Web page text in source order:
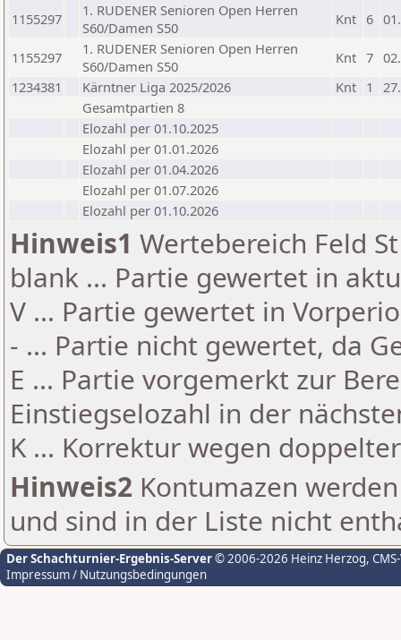
1155297
1. RUDENER Senioren Open Herren
S60/Damen S50
Knt 6
1155297
1. RUDENER Senioren Open Herren
S60/Damen S50
Knt 7
1234381
Kärntner Liga 2025/2026 Knt 1
Gesamtpartien 8
Elozahl per 01.10.2025
Elozahl per 01.01.2026
Elozahl per 01.04.2026
Elozahl per 01.07.2026
Elozahl per 01.10.2026
Hinweis1 Wertebereich Feld
blank ... Partie gewertet in
V ... Partie gewertet in
- ... Partie nicht gewertet, da
E ... Partie vorgemerkt zur
Einstiegselozahl in der
K ... Korrektur wegen
Hinweis2 Kontumazen
und sind in der Liste nicht
Der Schachturnier-Ergebnis-Server© 2006-2026 Heinz Herzog,
Impressum / Nutzungsbedingungen